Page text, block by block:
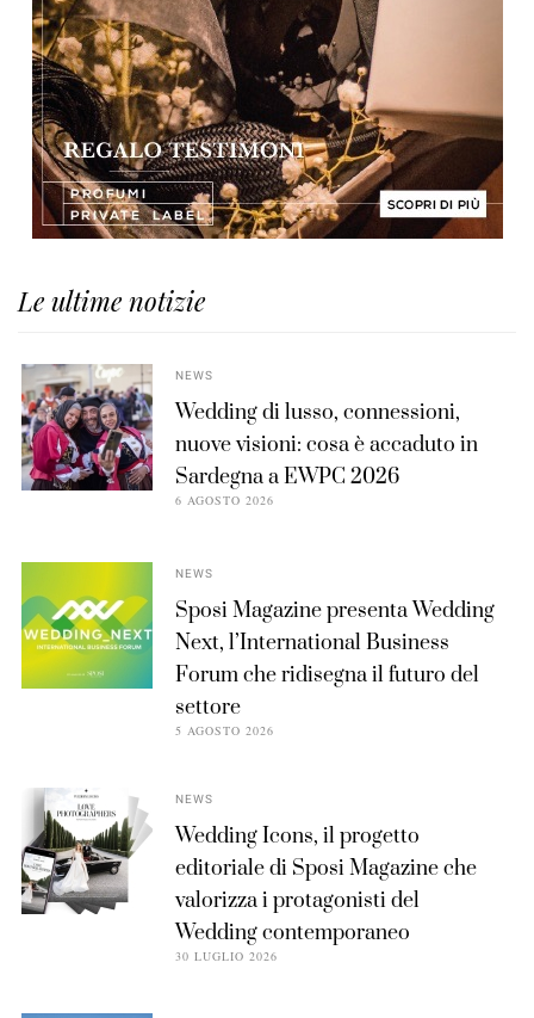
Le ultime notizie
NEWS
Wedding di lusso, connessioni,
nuove visioni: cosa è accaduto in
Sardegna a EWPC 2026
6 AGOSTO 2026
NEWS
Sposi Magazine presenta Wedding
Next, l’International Business
Forum che ridisegna il futuro del
settore
5 AGOSTO 2026
NEWS
Wedding Icons, il progetto
editoriale di Sposi Magazine che
valorizza i protagonisti del
Wedding contemporaneo
30 LUGLIO 2026